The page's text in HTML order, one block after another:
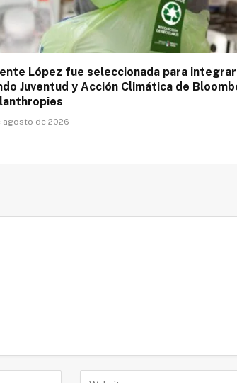
López fue seleccionada para
Juventud y Acción Climática de
agosto de 2026